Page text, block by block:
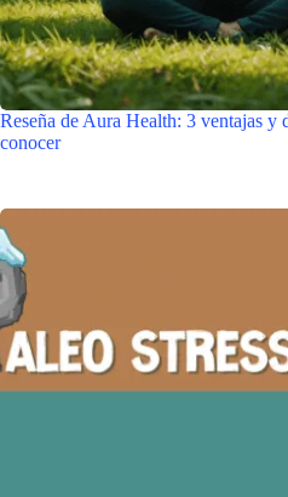
Reseña de Aura Health: 3 ventajas y
conocer